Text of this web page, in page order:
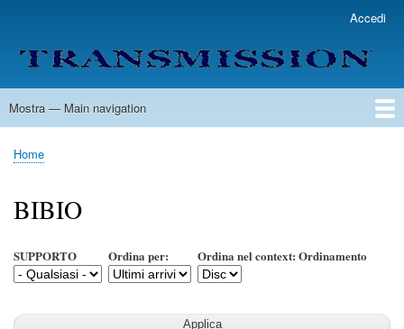
contenuto
principale
account
menu
Accedi
Main
Mostra — Main navigation
Home
Lista Autori
Contatti
Spedizione & Consegna
Legenda
Condizioni per l'uso
Briciole
pane
Home
BIBIO
SUPPORTO Ordina per: Ordina nel context: Ordinamento